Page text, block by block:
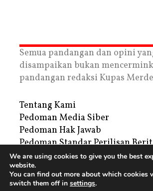
Semua pandangan dan opini
disampaikan bukan
pandangan redaksi Kupas
Tentang Kami
Pedoman Media Siber
Pedoman Hak Jawab
Pedoman Standar Perilisan
Privacy Policy
Periklanan
We are using cookies to give you the best
website.
You can find out more about which cookies
switch them off in settings.